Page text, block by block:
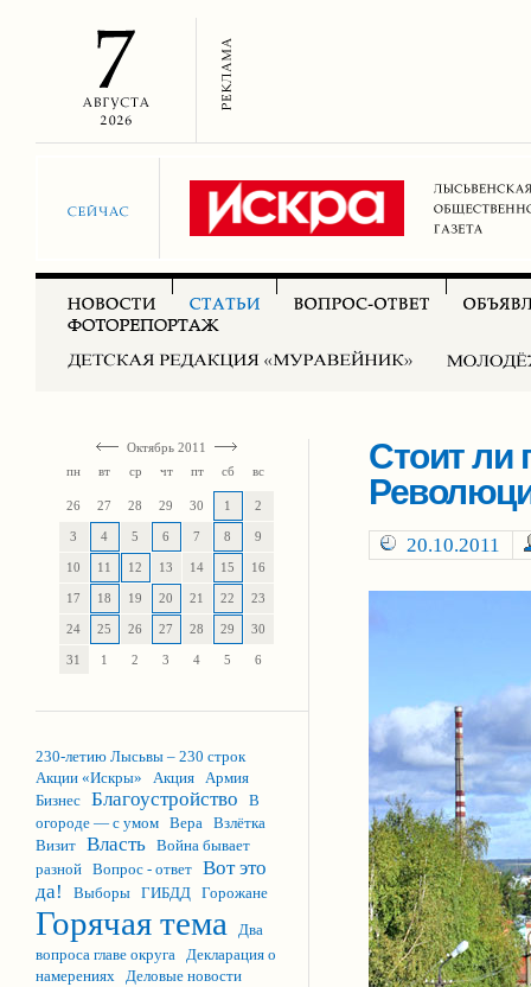
Октябрь 2011
пн
вт ср чт пт сб вс
26 27 28 29 30 1 2
3 4 5 6 7 8 9
10 11 12 13 14 15 16
17 18 19 20 21 22 23
24 25 26 27 28 29 30
31 1 2 3 4 5 6
230-летию Лысьвы – 230 строк
Акции «Искры»
Акция Армия
Бизнес Благоустройство
В
огороде — с умом Вера Взлётка
Визит Власть Война бывает
разной Вопрос - ответ Вот это
да!
Выборы ГИБДД Горожане
Горячая тема
Два
вопроса главе округа Декларация о
намерениях Деловые новости
Стоит ли
20.10.2011